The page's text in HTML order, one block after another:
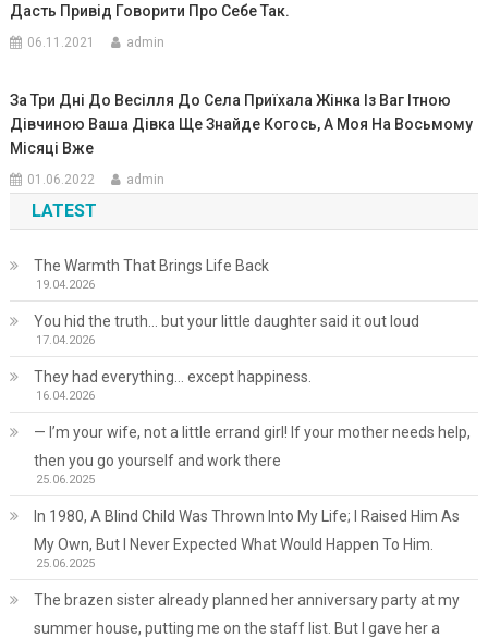
Дасть Привід Говорити Про Себе Так.
06.11.2021 admin
За Три Дні До Весілля До Села Приїхала Жінка Із Ваг Ітною
Дівчиною Ваша Дівка Ще Знайде Когось, А Моя На Восьмому
Місяці Вже
01.06.2022 admin
LATEST
The Warmth That Brings Life Back
19.04.2026
You hid the truth… but your little daughter said it out loud
17.04.2026
They had everything… except happiness.
16.04.2026
— I’m your wife, not a little errand girl! If your mother needs help,
then you go yourself and work there
25.06.2025
In 1980, A Blind Child Was Thrown Into My Life; I Raised Him As
My Own, But I Never Expected What Would Happen To Him.
25.06.2025
The brazen sister already planned her anniversary party at my
summer house, putting me on the staff list. But I gave her a